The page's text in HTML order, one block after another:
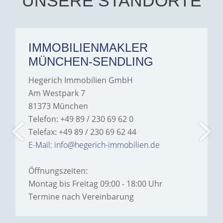
IMMOBILIENMAKLER
MÜNCHEN-SENDLING
Hegerich Immobilien GmbH
Am Westpark 7
81373 München
Telefon: +49 89 / 230 69 62 0
Telefax: +49 89 / 230 69 62 44
E-Mail: info@hegerich-immobilien.de
Öffnungszeiten:
Montag bis Freitag 09:00 - 18:00 Uhr
Termine nach Vereinbarung